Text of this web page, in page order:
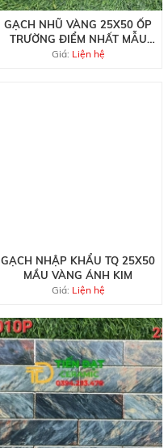
GẠCH NHŨ VÀNG 25X50 ỐP
TRƯỜNG ĐIỂM NHẤT MẪU
MỚI
Giá: Liện hệ
GẠCH NHẬP KHẨU TQ 25X50
MẦU VÀNG ÁNH KIM
Giá: Liện hệ